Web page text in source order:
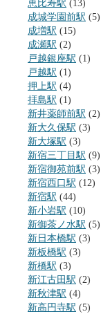
恵比寿駅 (13)
成城学園前駅 (5)
成増駅 (15)
成瀬駅 (2)
戸越銀座駅 (1)
戸越駅 (1)
押上駅 (4)
拝島駅 (1)
新井薬師前駅 (2)
新大久保駅 (3)
新大塚駅 (3)
新宿三丁目駅 (9)
新宿御苑前駅 (3)
新宿西口駅 (12)
新宿駅 (44)
新小岩駅 (10)
新御茶ノ水駅 (5)
新日本橋駅 (3)
新板橋駅 (3)
新橋駅 (3)
新江古田駅 (2)
新秋津駅 (4)
新高円寺駅 (5)